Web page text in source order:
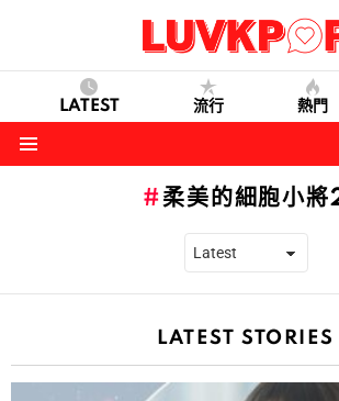
LATEST 流行 熱門
柔美的細胞小將
LATEST STORIES